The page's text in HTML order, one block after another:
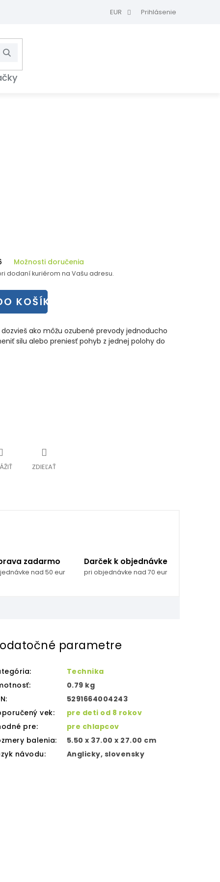
EUR Prihlásenie
Hľadať
Možnosti doručenia
dodaní kuriérom na Vašu adresu.
KOŠÍKA
ako môžu ozubené prevody jednoducho
silu alebo preniesť pohyb z jednej polohy do
ZDIEĽAŤ
zadarmo
nad 50 eur
Darček k objednávke
pri objednávke nad 70 eur
parametre
:
Technika
:
0.79 kg
:
5291664004243
vek:
pre deti od 8 rokov
pre:
pre chlapcov
balenia:
5.50 x 37.00 x 27.00 cm
návodu: Anglicky, slovensky